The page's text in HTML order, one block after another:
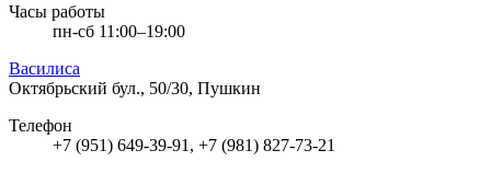
Часы работы
пн-сб 11:00–19:00
Василиса
Октябрьский бул., 50/30, Пушкин
Телефон
+7 (951) 649-39-91, +7 (981) 827-73-21